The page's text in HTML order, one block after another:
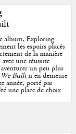
album, Exploring
les espoirs placés
de la manière
une réussite
un peu plus
Builtn'en demeure
année, porté par
une place de choix